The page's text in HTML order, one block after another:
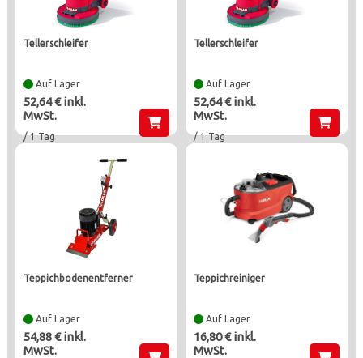
tellerschleifer
Auf Lager
52,64 € inkl.
MwSt.
/ 1 Tag
tellerschleifer
Auf Lager
52,64 € inkl.
MwSt.
/ 1 Tag
teppichbodenentferner
Auf Lager
54,88 € inkl.
MwSt.
teppichreiniger
Auf Lager
16,80 € inkl.
MwSt.